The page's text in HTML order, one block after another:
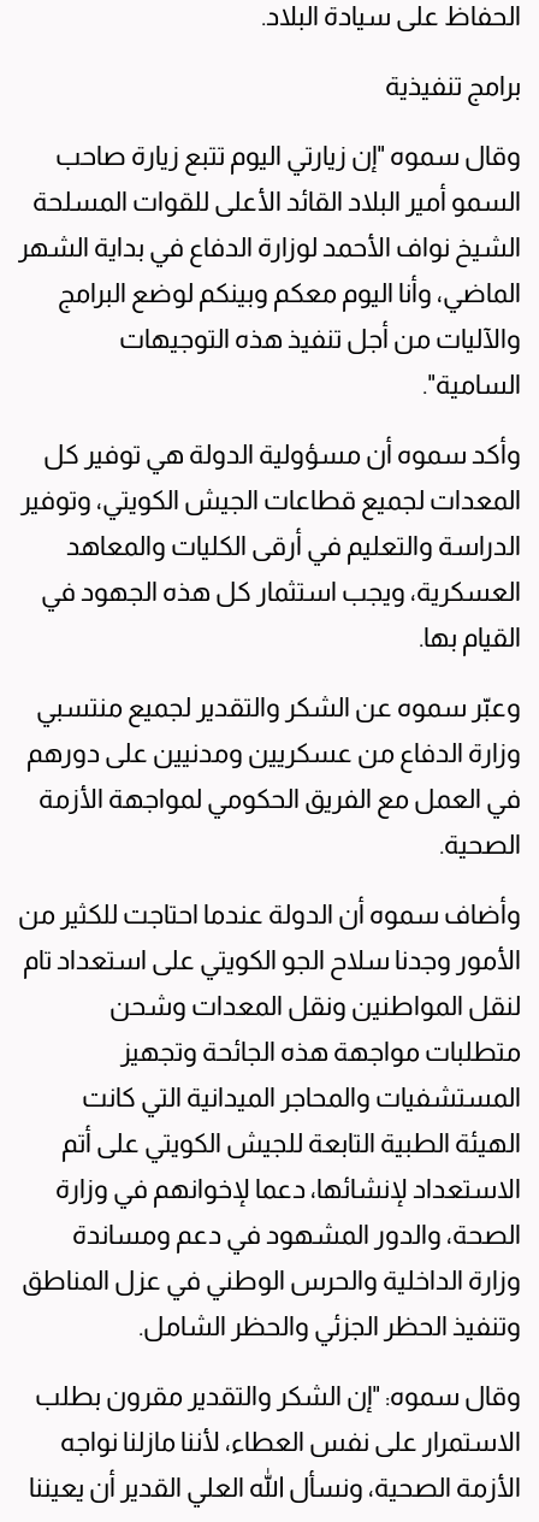
الحفاظ على سيادة البلاد.
برامج تنفيذية
وقال سموه "إن زيارتي اليوم تتبع زيارة صاحب
السمو أمير البلاد القائد الأعلى للقوات المسلحة
الشيخ نواف الأحمد لوزارة الدفاع في بداية الشهر
الماضي، وأنا اليوم معكم وبينكم لوضع البرامج
والآليات من أجل تنفيذ هذه التوجيهات
السامية".
وأكد سموه أن مسؤولية الدولة هي توفير كل
المعدات لجميع قطاعات الجيش الكويتي، وتوفير
الدراسة والتعليم في أرقى الكليات والمعاهد
العسكرية، ويجب استثمار كل هذه الجهود في
القيام بها.
وعبّر سموه عن الشكر والتقدير لجميع منتسبي
وزارة الدفاع من عسكريين ومدنيين على دورهم
في العمل مع الفريق الحكومي لمواجهة الأزمة
الصحية.
وأضاف سموه أن الدولة عندما احتاجت للكثير من
الأمور وجدنا سلاح الجو الكويتي على استعداد تام
لنقل المواطنين ونقل المعدات وشحن
متطلبات مواجهة هذه الجائحة وتجهيز
المستشفيات والمحاجر الميدانية التي كانت
الهيئة الطبية التابعة للجيش الكويتي على أتم
الاستعداد لإنشائها، دعما لإخوانهم في وزارة
الصحة، والدور المشهود في دعم ومساندة
وزارة الداخلية والحرس الوطني في عزل المناطق
وتنفيذ الحظر الجزئي والحظر الشامل.
وقال سموه: "إن الشكر والتقدير مقرون بطلب
الاستمرار على نفس العطاء، لأننا مازلنا نواجه
الأزمة الصحية، ونسأل الله العلي القدير أن يعيننا